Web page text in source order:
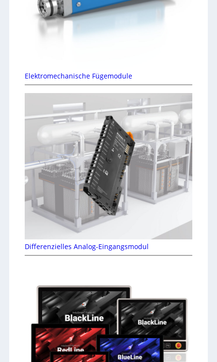
Elektromechanische Fügemodule
Differenzielles Analog-Eingangsmodul